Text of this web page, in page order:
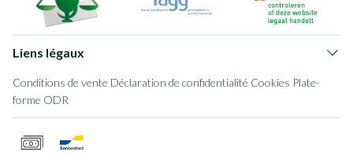
Liens légaux
Conditions de vente Déclaration de confidentialité Cookies Plate-
forme ODR